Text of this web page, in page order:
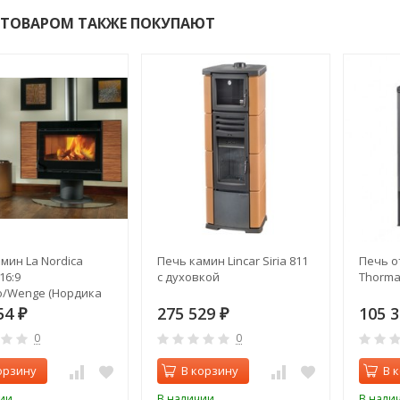
ТАКЖЕ ПОКУПАЮТ
La Nordica
Wenge (Нордика
16:9 Забрано/
₽
0
Печь камин Lincar Siria 811
с духовкой
275 529 ₽
0
В корзину
Печь
105
В